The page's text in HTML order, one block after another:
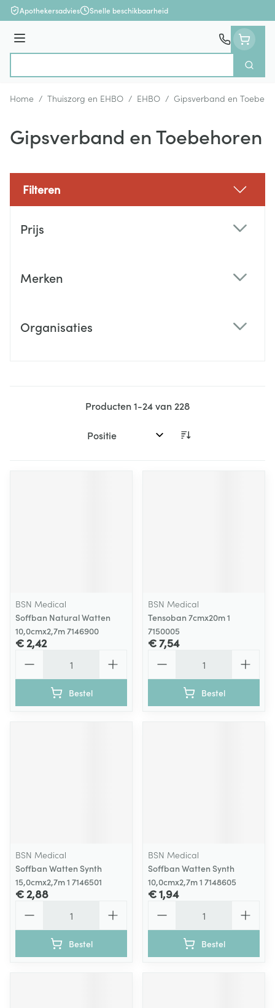
Ga naar de inhoud
Apothekersadvies Snelle beschikbaarheid
Menu
Zoek
Home / Thuiszorg en EHBO / EHBO / Gipsverband en
Gipsverband en Toebehoren
Filteren
Prijs
Merken
Organisaties
Producten1-24van 228
Sorteer op:
BSN Medical
Soffban Natural Watten
10,0cmx2,7m 7146900
€ 2,42
Bestel
BSN Medical
Tensoban 7cmx20m 1
7150005
€ 7,54
Bestel
BSN Medical
Soffban Watten Synth
15,0cmx2,7m 1 7146501
€ 2,88
Bestel
BSN Medical
Soffban Watten Synth
10,0cmx2,7m 1 7148605
€ 1,94
Bestel